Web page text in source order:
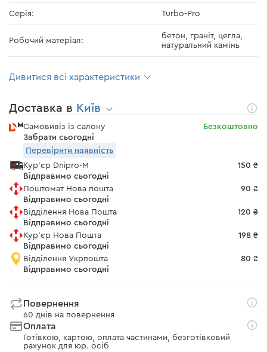
Серія: Turbo-Pro
Робочий матеріал:
бетон, граніт, цегла,
натуральний камінь
Дивитися всі характеристики
Доставка в Київ
Самовивіз із салону
Забрати сьогодні
Безкоштовно
Перевірити наявність
Кур'єр Dnipro-M
Відправимо сьогодні
150 ₴
Поштомат Нова пошта
Відправимо сьогодні
90 ₴
Відділення Нова Пошта
Відправимо сьогодні
120 ₴
Кур'єр Нова Пошта
Відправимо сьогодні
198 ₴
Відділення Укрпошта
Відправимо сьогодні
80 ₴
Повернення
60 днів на повернення
Оплата
Готівкою, картою, оплата частинами, безготівковий
рахунок для юр. осіб